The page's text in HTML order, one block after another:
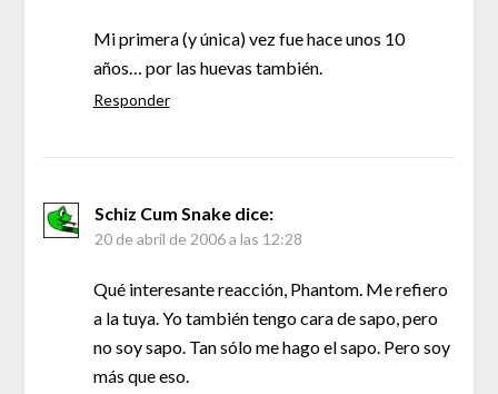
Mi primera (y única) vez fue hace unos 10
años… por las huevas también.
Responder
Schiz Cum Snake dice:
20 de abril de 2006 a las 12:28
Qué interesante reacción, Phantom. Me refiero
a la tuya. Yo también tengo cara de sapo, pero
no soy sapo. Tan sólo me hago el sapo. Pero soy
más que eso.